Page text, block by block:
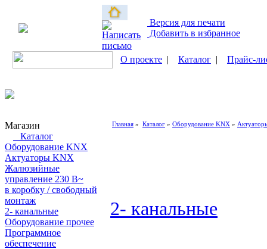
Версия для печати
Добавить в избранное
О проекте | Каталог | Прайс-
Магазин
Каталог
Оборудование KNX
Актуаторы KNX
Жалюзийные
управление 230 В~
в коробку / свободный
монтаж
2- канальные
Оборудование прочее
Программное
обеспечение
Главная » Каталог » Оборудование KNX »
2- канальные